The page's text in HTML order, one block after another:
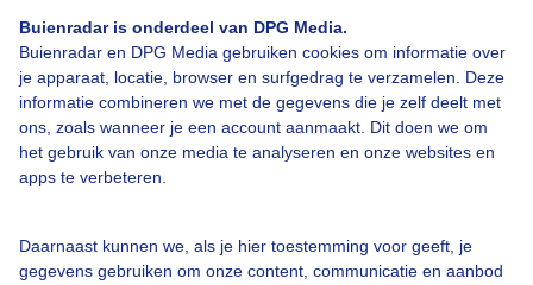
Buienradar is onderdeel van DPG Media.
Buienradar en DPG Media gebruiken cookies om informatie over
je apparaat, locatie, browser en surfgedrag te verzamelen. Deze
informatie combineren we met de gegevens die je zelf deelt met
ons, zoals wanneer je een account aanmaakt. Dit doen we om
het gebruik van onze media te analyseren en onze websites en
apps te verbeteren.
Daarnaast kunnen we, als je hier toestemming voor geeft, je
gegevens gebruiken om onze content, communicatie en aanbod
Bekijk slideshow